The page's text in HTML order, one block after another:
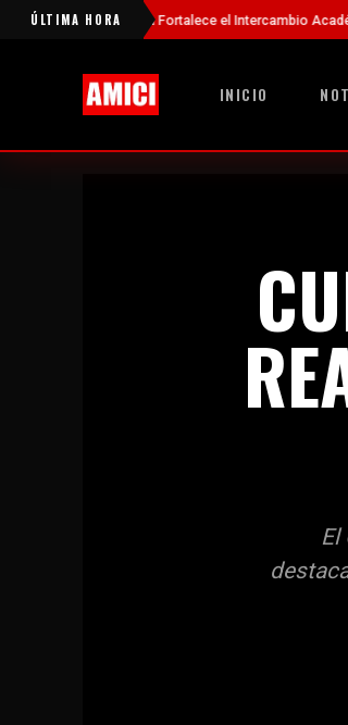
ÚLTIMA HORA
Fortalece el Intercambio Académico con Panamá a
INICIO
El